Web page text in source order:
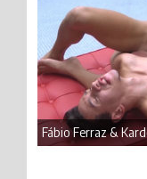
Fábio Ferraz &